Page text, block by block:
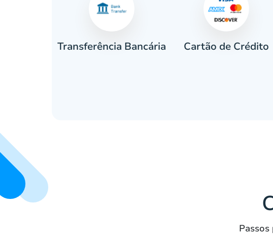
Transferência Bancária Cartão de Crédito